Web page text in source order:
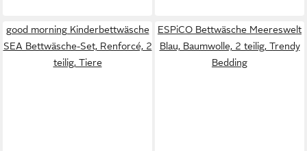
good morning Kinderbettwäsche
SEA Bettwäsche-Set, Renforcé, 2
teilig, Tiere
ESPiCO Bettwäsche Meereswelt
Blau, Baumwolle, 2 teilig, Trendy
Bedding